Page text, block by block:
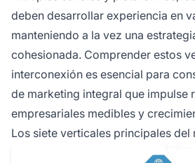
deben desarrollar experiencia en
manteniendo a la vez una
cohesionada. Comprender estos
interconexión es esencial para
de marketing integral que impulse
empresariales medibles y
Los siete verticales principales del